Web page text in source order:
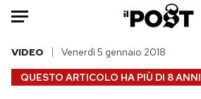
Auto
HOME
QUESTO ARTICOLO HA PIÙ DI 8 ANNI
VIDEO Venerdì 5 gennaio 2018